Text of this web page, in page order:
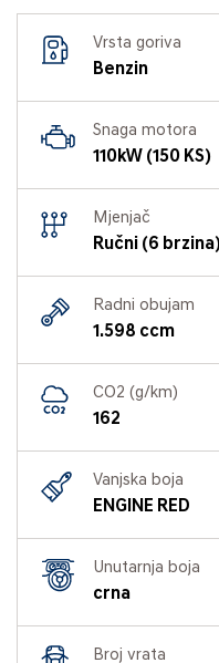
Vrsta goriva
Benzin
Snaga motora
110kW (150 KS)
Mjenjač
Ručni (6
Radni obujam
1.598 ccm
CO2 (g/km)
162
Vanjska boja
ENGINE RED
Unutarnja boja
crna
Broj vrata